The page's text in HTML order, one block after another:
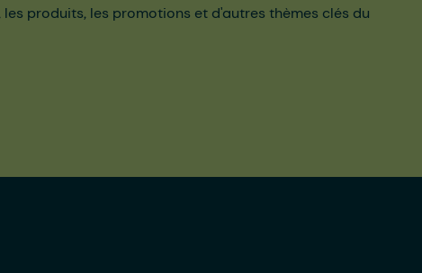
produits, les promotions et d'autres thèmes clés du